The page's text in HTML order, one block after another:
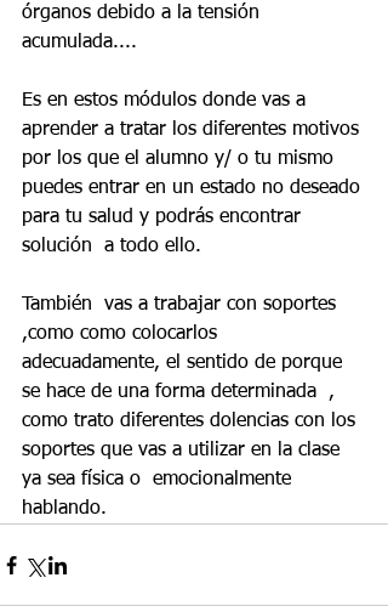
órganos debido a la tensión
acumulada....
Es en estos módulos donde vas a
aprender a tratar los diferentes motivos
por los que el alumno y/ o tu mismo
puedes entrar en un estado no deseado
para tu salud y podrás encontrar
solución  a todo ello.
También  vas a trabajar con soportes
,como como colocarlos
adecuadamente, el sentido de porque
se hace de una forma determinada  ,
como trato diferentes dolencias con los
soportes que vas a utilizar en la clase
ya sea física o  emocionalmente
hablando.